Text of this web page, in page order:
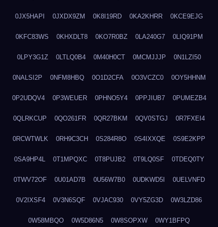
0JX5HAPI 0JXDX9ZM 0K8I19RD 0KA2KHRR 0KCE9EJG
0KFC83WS 0KHXDLT8 0KO7R0BZ 0LA240G7 0LIQ91PM
0LPY3G1Z 0LTLQ0B4 0M40H0CT 0MCMJJJP 0N1LZI50
0NALSI2P 0NFM8HBQ 0O1D2CFA 0O3VCZC0 0OY5HHNM
0P2UDQV4 0P3WEUER 0PHNO5Y4 0PPJIUB7 0PUMEZB4
0QLRKCUP 0QO261FR 0QR27BKM 0QV0STGJ 0R7FXEI4
0RCWTWLK 0RH9C3CH 0S284R8O 0S4IXXQE 0S9E2KPP
0SA9HP4L 0T1MPQXC 0T8PUJB2 0T9LQ0SF 0TDEQ0TY
0TWV72OF 0U01AD7B 0U56W7B0 0UDKWD5I 0UELVNFD
0V2IXSF4 0V3N6SQF 0VJAC930 0VY5ZG3D 0W3LZD86
0W58MBQO 0W5D86N5 0W8SOPXW 0WY1BFPQ